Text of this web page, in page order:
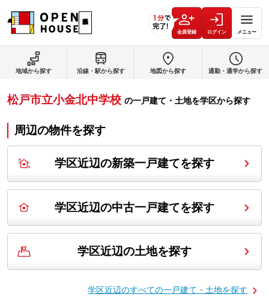
会員登録 ログイン メニュー
地域から探す 沿線・駅から探す 地図から探す 通勤・通学から探す
松戸市立小金北中学校 の一戸建て・土地を学区から探す
周辺の物件を探す
学区近辺の新築一戸建てを探す
学区近辺の中古一戸建てを探す
学区近辺の土地を探す
学区近辺のすべての一戸建て・土地を探す